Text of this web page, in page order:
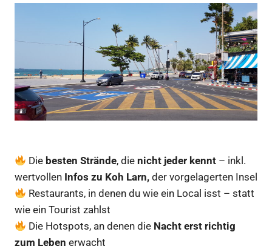
Die besten Strände, dienicht jeder kennt – inkl.
wertvollen Infos zu Koh Larn, der vorgelagerten Insel
Restaurants, in denen du wie ein Local isst – statt
wie ein Tourist zahlst
Die Hotspots, an denen die Nacht erst richtig
zum Leben erwacht